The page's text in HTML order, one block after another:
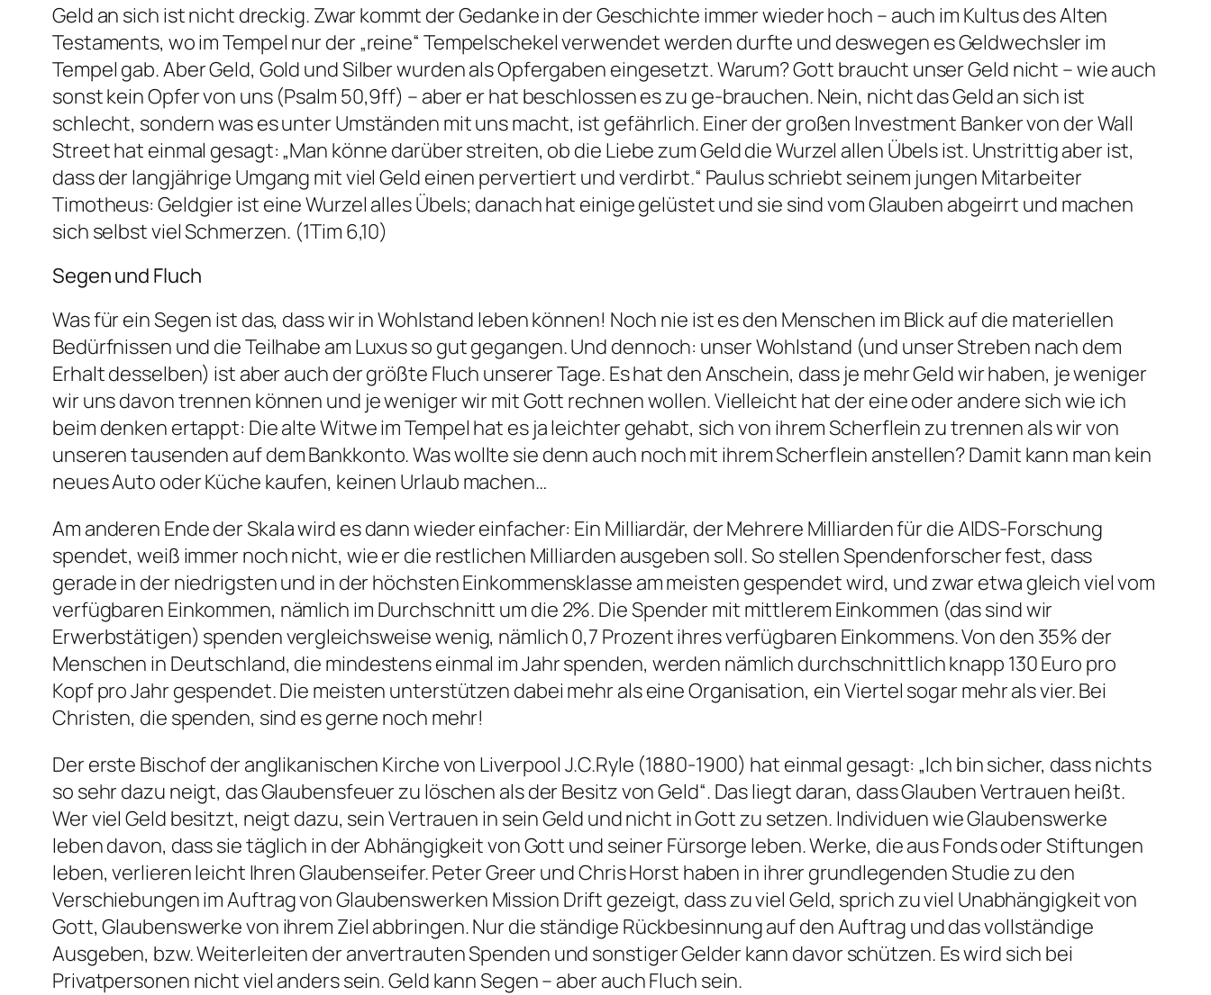
Geld an sich ist nicht dreckig. Zwar kommt der Gedanke in der Geschichte immer wieder hoch – auch im Kultus des Alten
Testaments, wo im Tempel nur der „reine“ Tempelschekel verwendet werden durfte und deswegen es Geldwechsler im
Tempel gab. Aber Geld, Gold und Silber wurden als Opfergaben eingesetzt. Warum? Gott braucht unser Geld nicht – wie auch
sonst kein Opfer von uns (Psalm 50,9ff) – aber er hat beschlossen es zu ge-brauchen. Nein, nicht das Geld an sich ist
schlecht, sondern was es unter Umständen mit uns macht, ist gefährlich. Einer der großen Investment Banker von der Wall
Street hat einmal gesagt: „Man könne darüber streiten, ob die Liebe zum Geld die Wurzel allen Übels ist. Unstrittig aber ist,
dass der langjährige Umgang mit viel Geld einen pervertiert und verdirbt.“ Paulus schriebt seinem jungen Mitarbeiter
Timotheus: Geldgier ist eine Wurzel alles Übels; danach hat einige gelüstet und sie sind vom Glauben abgeirrt und machen
sich selbst viel Schmerzen. (1Tim 6,10)
Segen und Fluch
Was für ein Segen ist das, dass wir in Wohlstand leben können! Noch nie ist es den Menschen im Blick auf die materiellen
Bedürfnissen und die Teilhabe am Luxus so gut gegangen. Und dennoch: unser Wohlstand (und unser Streben nach dem
Erhalt desselben) ist aber auch der größte Fluch unserer Tage. Es hat den Anschein, dass je mehr Geld wir haben, je weniger
wir uns davon trennen können und je weniger wir mit Gott rechnen wollen. Vielleicht hat der eine oder andere sich wie ich
beim denken ertappt: Die alte Witwe im Tempel hat es ja leichter gehabt, sich von ihrem Scherflein zu trennen als wir von
unseren tausenden auf dem Bankkonto. Was wollte sie denn auch noch mit ihrem Scherflein anstellen? Damit kann man kein
neues Auto oder Küche kaufen, keinen Urlaub machen…
Am anderen Ende der Skala wird es dann wieder einfacher: Ein Milliardär, der Mehrere Milliarden für die AIDS-Forschung
spendet, weiß immer noch nicht, wie er die restlichen Milliarden ausgeben soll. So stellen Spendenforscher fest, dass
gerade in der niedrigsten und in der höchsten Einkommensklasse am meisten gespendet wird, und zwar etwa gleich viel vom
verfügbaren Einkommen, nämlich im Durchschnitt um die 2%. Die Spender mit mittlerem Einkommen (das sind wir
Erwerbstätigen) spenden vergleichsweise wenig, nämlich 0,7 Prozent ihres verfügbaren Einkommens. Von den 35% der
Menschen in Deutschland, die mindestens einmal im Jahr spenden, werden nämlich durchschnittlich knapp 130 Euro pro
Kopf pro Jahr gespendet. Die meisten unterstützen dabei mehr als eine Organisation, ein Viertel sogar mehr als vier. Bei
Christen, die spenden, sind es gerne noch mehr!
Der erste Bischof der anglikanischen Kirche von Liverpool J.C.Ryle (1880-1900) hat einmal gesagt: „Ich bin sicher, dass nichts
so sehr dazu neigt, das Glaubensfeuer zu löschen als der Besitz von Geld“. Das liegt daran, dass Glauben Vertrauen heißt.
Wer viel Geld besitzt, neigt dazu, sein Vertrauen in sein Geld und nicht in Gott zu setzen. Individuen wie Glaubenswerke
leben davon, dass sie täglich in der Abhängigkeit von Gott und seiner Fürsorge leben. Werke, die aus Fonds oder Stiftungen
leben, verlieren leicht Ihren Glaubenseifer. Peter Greer und Chris Horst haben in ihrer grundlegenden Studie zu den
Verschiebungen im Auftrag von Glaubenswerken Mission Drift gezeigt, dass zu viel Geld, sprich zu viel Unabhängigkeit von
Gott, Glaubenswerke von ihrem Ziel abbringen. Nur die ständige Rückbesinnung auf den Auftrag und das vollständige
Ausgeben, bzw. Weiterleiten der anvertrauten Spenden und sonstiger Gelder kann davor schützen. Es wird sich bei
Privatpersonen nicht viel anders sein. Geld kann Segen – aber auch Fluch sein.